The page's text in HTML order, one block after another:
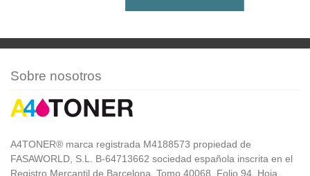
Sobre nosotros
A4TONER® marca registrada M4188573 propiedad de
FASAWORLD, S.L. B-64713662 sociedad española inscrita en el
Registro Mercantil de Barcelona, Tomo 40068, Folio 94, Hoja